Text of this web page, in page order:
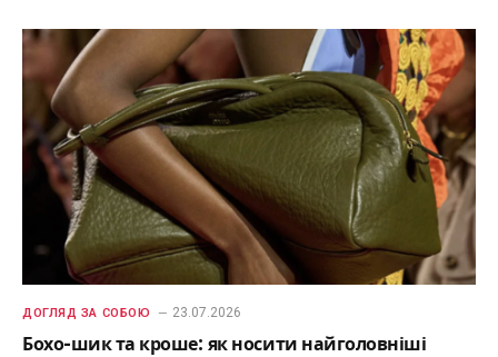
ДОГЛЯД ЗА СОБОЮ 23.07.2026
Бохо-шик та кроше: як носити найголовніші